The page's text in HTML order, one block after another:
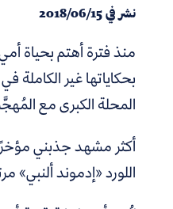
نشر في2018/06/15
منذ فترة أهتم بحياة
بحكاياتها غير الكاملة
المحلة الكبرى مع
أكثر مشهد جذبني
اللورد «إدموند ألنبي»